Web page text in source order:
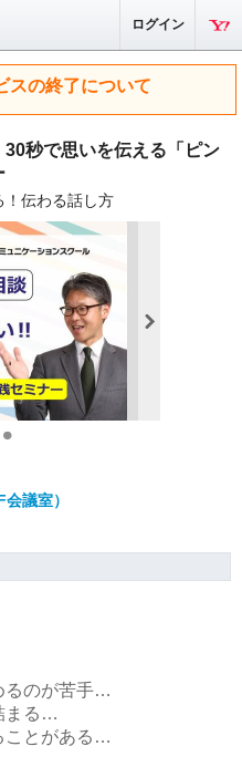
ログイン
スの終了について
秒で思いを伝える「ピン
！伝わる話し方
議室）
るのが苦手…
まる…
ことがある…